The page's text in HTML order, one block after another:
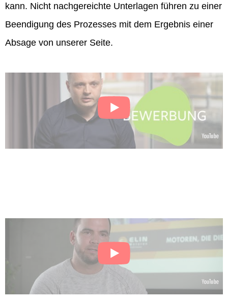
kann. Nicht nachgereichte Unterlagen führen zu einer
Beendigung des Prozesses mit dem Ergebnis einer
Absage von unserer Seite.